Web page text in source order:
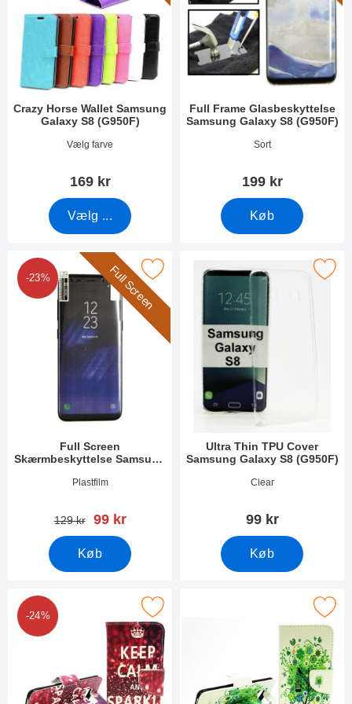
Crazy Horse Wallet Samsung
Galaxy S8 (G950F)
Varenr 21526Vælg farve
169 kr
Vælg ...
Full Frame Glasbeskyttelse
Samsung Galaxy S8 (G950F)
Varenr 23333Sort
199 kr
Køb
Full Screen
-23%
Full Screen
Skærmbeskyttelse Samsung
Varenr 23756Plastfilm
pris
129 kr pris
99 kr
Køb
Skærmbeskyttelse Samsung Galaxy S8 (G950F) som
Ultra Thin TPU Cover
Samsung Galaxy S8 (G950F)
Varenr 21542Clear
99 kr
Køb
Marker ultra Thin TPU Cover Samsung
-24%
designwallet Samsung Galaxy S8 (G950F) som favorit
Marker designwallet Samsung